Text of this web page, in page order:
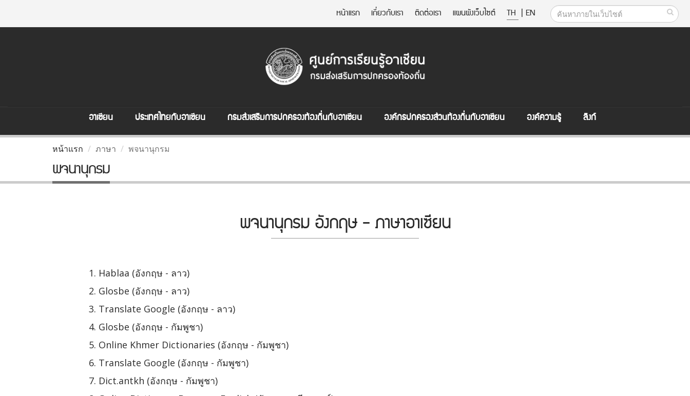
หน้าแรก เกี่ยวกับเรา ติดต่อเรา แผนผังเว็บไซต์ TH | EN
อาเซียน ประเทศไทยกับอาเซียน กรมส่งเสริมการปกครองท้องถิ่นกับอาเซียน องค์กรปกครองส่วนท้องถิ่นกับอาเซียน องค์ความรู้ ลิงก์
หน้าแรก ภาษา พจนานุกรม
พจนานุกรม
พจนานุกรม อังกฤษ - ภาษาอาเซียน
Hablaa (อังกฤษ - ลาว)
Glosbe (อังกฤษ - ลาว)
Translate Google (อังกฤษ - ลาว)
Glosbe (อังกฤษ - กัมพูชา)
Online Khmer Dictionaries (อังกฤษ - กัมพูชา)
Translate Google (อังกฤษ - กัมพูชา)
Dict.antkh (อังกฤษ - กัมพูชา)